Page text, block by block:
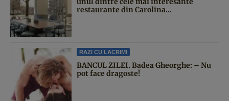
restaurante din Carolina...
RAZI CU LACRIMI
BANCUL ZILEI. Badea Gheorghe: – Nu
pot face dragoste!